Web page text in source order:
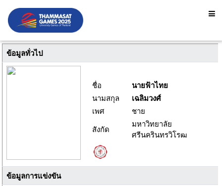
ข้อมูลทั่วไป
ชื่อ
นายฟ้าไทย
นามสกุล
เฉลิมวงศ์
เพศ
ชาย
สังกัด
มหาวิทยาลัย
ศรีนครินทรวิโรฒ
ข้อมูลการแข่งขัน